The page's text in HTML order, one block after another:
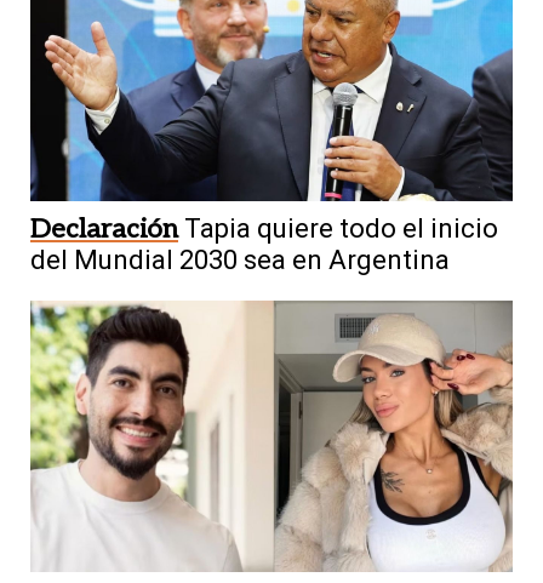
Declaración Tapia quiere todo el inicio
del Mundial 2030 sea en Argentina